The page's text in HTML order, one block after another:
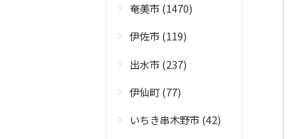
奄美市 (1470)
伊佐市 (119)
出水市 (237)
伊仙町 (77)
いちき串木野市 (42)